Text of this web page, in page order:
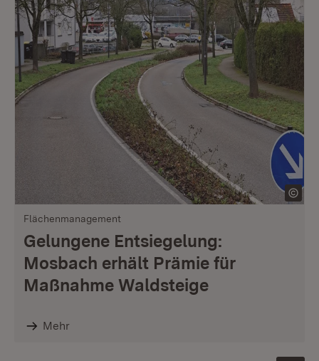
Flächenmanagement
Gelungene Entsiegelung:
Mosbach erhält Prämie für
Maßnahme Waldsteige
Mehr